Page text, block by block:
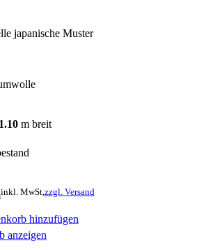
japanische Muster
1.10 m breit
inkl. MwSt, zzgl. Versand
hinzufügen
anzeigen